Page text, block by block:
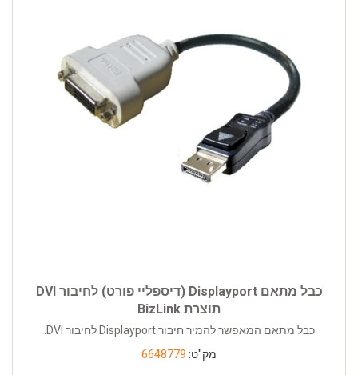
כבל מתאם Displayport (דיספליי פורט) לחיבור DVI
תוצרת BizLink
כבל מתאם המאפשר להמיר חיבור Displayport לחיבור DVI.
מק"ט: 6648779